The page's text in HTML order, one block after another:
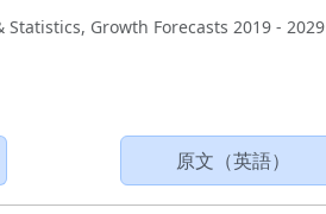
Growth Forecasts 2019 - 2029
原文（英語）